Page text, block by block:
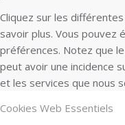
Cliquez sur les
savoir plus. Vous pouvez
préférences. Notez que
peut avoir une incidence
et les services que nous
Cookies Web Essentiels